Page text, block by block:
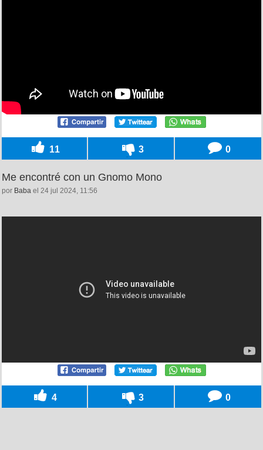
11 3 0
Me encontré con un Gnomo Mono
por Baba el 24 jul 2024, 11:56
4 3 0